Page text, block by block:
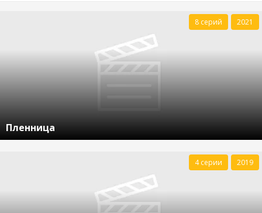
Пленница
8 серий 2021
4 серии 2019